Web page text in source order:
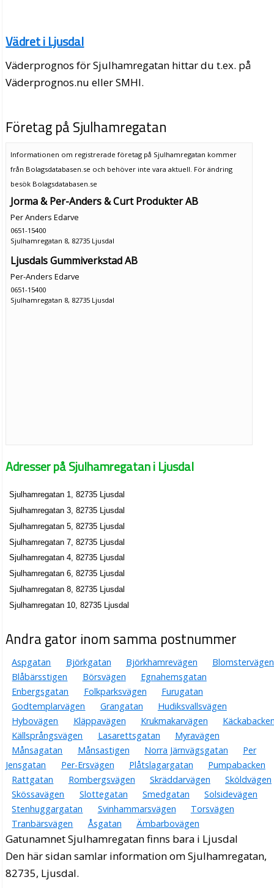
Vädret i Ljusdal
Väderprognos för Sjulhamregatan hittar du t.ex. på
Väderprognos.nu eller SMHI.
Företag på Sjulhamregatan
Informationen om registrerade företag på Sjulhamregatan kommer
från Bolagsdatabasen.se och behöver inte vara aktuell. För ändring
besök Bolagsdatabasen.se
Jorma & Per-Anders & Curt Produkter AB
Per Anders Edarve
0651-15400
Sjulhamregatan 8, 82735 Ljusdal
Ljusdals Gummiverkstad AB
Per-Anders Edarve
0651-15400
Sjulhamregatan 8, 82735 Ljusdal
Adresser på Sjulhamregatan i Ljusdal
Sjulhamregatan 1, 82735 Ljusdal
Sjulhamregatan 3, 82735 Ljusdal
Sjulhamregatan 5, 82735 Ljusdal
Sjulhamregatan 7, 82735 Ljusdal
Sjulhamregatan 4, 82735 Ljusdal
Sjulhamregatan 6, 82735 Ljusdal
Sjulhamregatan 8, 82735 Ljusdal
Sjulhamregatan 10, 82735 Ljusdal
Andra gator inom samma postnummer
Aspgatan Björkgatan Björkhamrevägen
Blomstervägen
Blåbärsstigen
Börsvägen
Egnahemsgatan
Enbergsgatan
Folkparksvägen
Furugatan
Godtemplarvägen
Grangatan
Hudiksvallsvägen
Hybovägen
Kläppavägen Krukmakarvägen
Källsprångsvägen
Lasarettsgatan
Myravägen
Månsagatan
Månsastigen Norra Järnvägsgatan
Per
Jensgatan
Per-Ersvägen Plåtslagargatan
Pumpabacken
Rattgatan
Rombergsvägen Skräddarvägen
Sköldvägen
Skössavägen
Slottegatan Smedgatan
Solsidevägen
Stenhuggargatan
Svinhammarsvägen
Torsvägen
Tranbärsvägen
Åsgatan Ämbarbovägen
Gatunamnet Sjulhamregatan finns bara i Ljusdal
Den här sidan samlar information om Sjulhamregatan,
82735, Ljusdal.